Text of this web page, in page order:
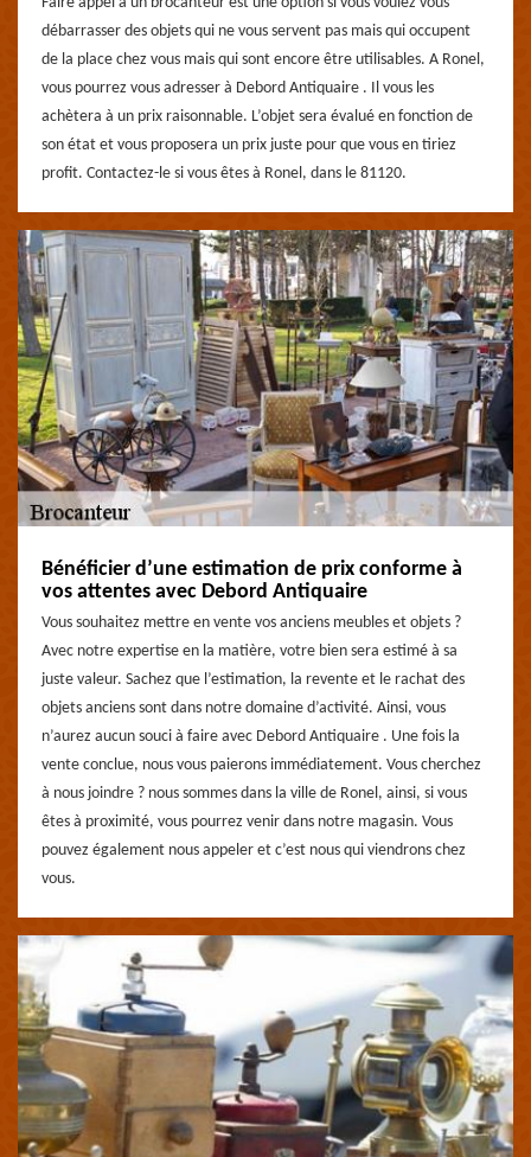
débarrasser des objets qui ne vous servent pas mais qui occupent
de la place chez vous mais qui sont encore être utilisables. A Ronel,
vous pourrez vous adresser à Debord Antiquaire . Il vous les
achètera à un prix raisonnable. L’objet sera évalué en fonction de
son état et vous proposera un prix juste pour que vous en tiriez
profit. Contactez-le si vous êtes à Ronel, dans le 81120.
Bénéficier d’une estimation de prix conforme à
vos attentes avec Debord Antiquaire
Vous souhaitez mettre en vente vos anciens meubles et objets ?
Avec notre expertise en la matière, votre bien sera estimé à sa
juste valeur. Sachez que l’estimation, la revente et le rachat des
objets anciens sont dans notre domaine d’activité. Ainsi, vous
n’aurez aucun souci à faire avec Debord Antiquaire . Une fois la
vente conclue, nous vous paierons immédiatement. Vous cherchez
à nous joindre ? nous sommes dans la ville de Ronel, ainsi, si vous
êtes à proximité, vous pourrez venir dans notre magasin. Vous
pouvez également nous appeler et c’est nous qui viendrons chez
vous.